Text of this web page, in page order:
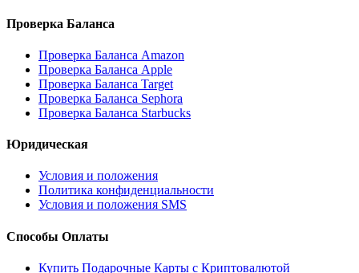
Проверка Баланса
Проверка Баланса Amazon
Проверка Баланса Apple
Проверка Баланса Target
Проверка Баланса Sephora
Проверка Баланса Starbucks
Юридическая
Условия и положения
Политика конфиденциальности
Условия и положения SMS
Способы Оплаты
Купить Подарочные Карты с Криптовалютой